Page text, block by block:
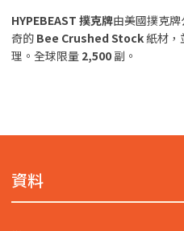
HYPEBEAST 撲克牌由美國撲克
奇的 Bee Crushed Stock 紙材，
理。全球限量 2,500 副。
資料